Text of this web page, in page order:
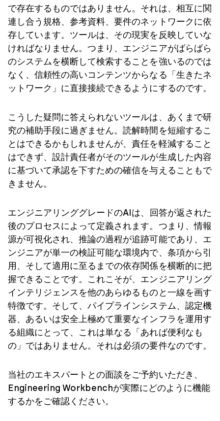
で存在するものではありません。それは、相互に関
連し合う規格、参考資料、要件のネットワークに依
存しています。ツールは、その現実を反映していな
ければなりません。つまり、エンジニアがばらばら
のシステムを横断して検索することを強いるのでは
なく、信頼性の高いコンテンツからなる「生きたネ
ットワーク」に直接接続できるようにするのです。
こうした疑問に答えられないツールは、あくまで研
究の補助手段に過ぎません。読解時間を短縮するこ
とはできるかもしれませんが、責任を軽減すること
はできず、設計責任者がそのツールが生成した内容
に基づいて承認を下すための確信を与えることもで
きません。
エンジニアリンググレードのAIは、回答が返された
後のプロセスによって定義されます。つまり、情報
源が可視化され、推論の過程が追跡可能であり、エ
ンジニアが単一の検証可能な環境内で、条項から引
用、そして適用に至るまでの依存関係を横断的に把
握できることです。これこそが、エンジニアリング
インテリジェンスを他のあらゆるものと一線を画す
特徴です。そして、パイプラインシステム、認定機
器、あるいは安全上極めて重要なインフラを運用す
る組織にとって、これは単なる「あれば便利なも
の」ではありません。それは必須の要件なのです。
当社のエキスパートとの面談をご予約いただき、
Engineering Workbenchが実際にどのように機能
するかをご確認ください。